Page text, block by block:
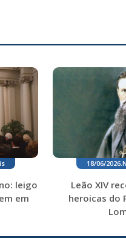
leigo
em
18/06/2026.
Leão XIV
heroicas do